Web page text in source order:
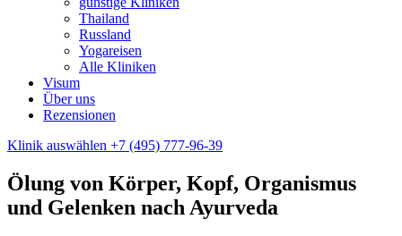
Thailand
Russland
Yogareisen
Alle Kliniken
Visum
Über uns
Rezensionen
Klinik auswählen +7 (495) 777-96-39
Ölung von Körper, Kopf, Organismus
und Gelenken nach Ayurveda